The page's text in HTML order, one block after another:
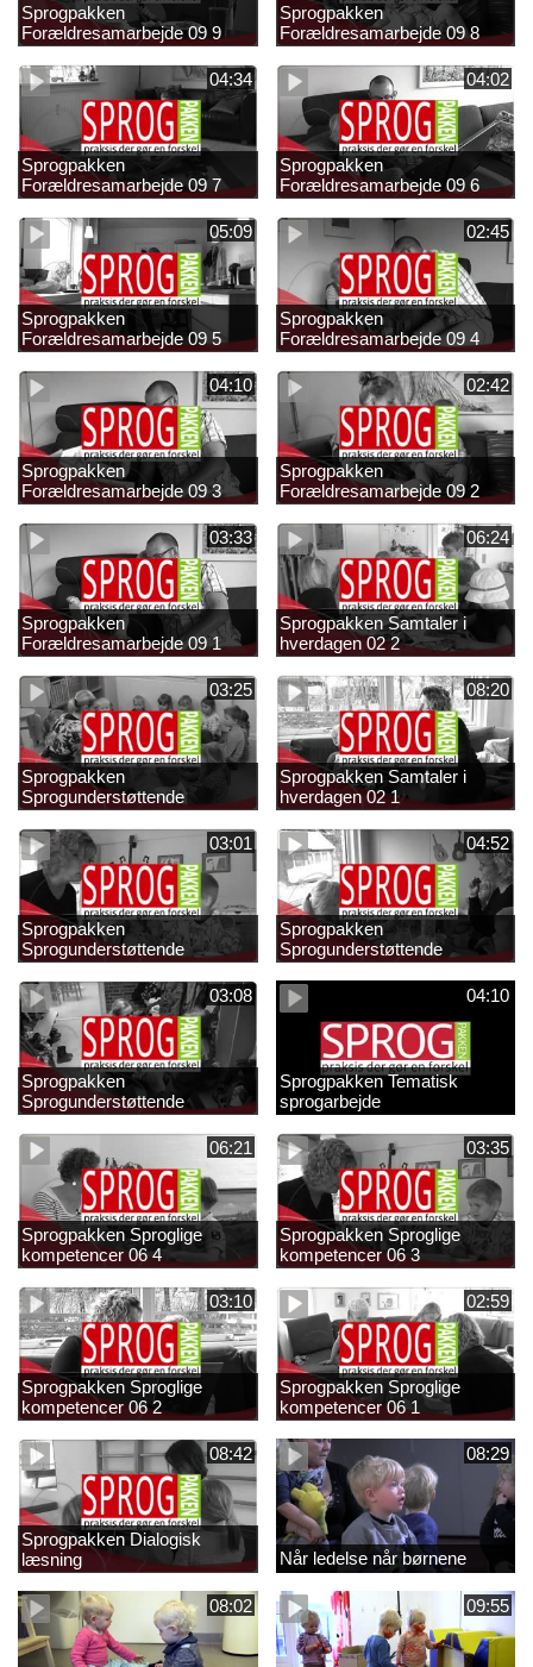
Sprogpakken
Forældresamarbejde 09 9
Sprogpakken
Forældresamarbejde 09 8
04:34
Sprogpakken
Forældresamarbejde 09 7
04:02
Sprogpakken
Forældresamarbejde 09 6
05:09
Sprogpakken
Forældresamarbejde 09 5
02:45
Sprogpakken
Forældresamarbejde 09 4
04:10
Sprogpakken
Forældresamarbejde 09 3
02:42
Sprogpakken
Forældresamarbejde 09 2
03:33
Sprogpakken
Forældresamarbejde 09 1
06:24
Sprogpakken Samtaler i
hverdagen 02 2
03:25
Sprogpakken
Sprogunderstøttende
strategier 01 4
08:20
Sprogpakken Samtaler i
hverdagen 02 1
03:01
Sprogpakken
Sprogunderstøttende
strategier 01 3
04:52
Sprogpakken
Sprogunderstøttende
strategier 01 2
03:08
Sprogpakken
Sprogunderstøttende
strategier 01 1
04:10
Sprogpakken Tematisk
sprogarbejde
06:21
Sprogpakken Sproglige
kompetencer 06 4
03:35
Sprogpakken Sproglige
kompetencer 06 3
03:10
Sprogpakken Sproglige
kompetencer 06 2
02:59
Sprogpakken Sproglige
kompetencer 06 1
08:42
Sprogpakken Dialogisk
læsning
08:29
Når ledelse når børnene
08:02 09:55